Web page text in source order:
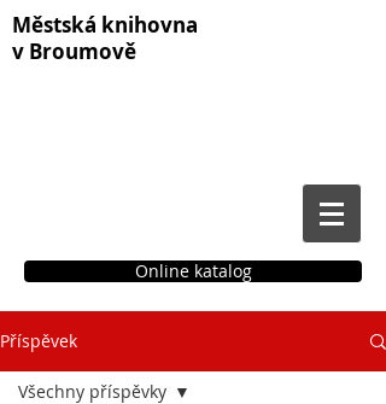
Městská knihovna
v Broumově
Online katalog
Příspěvek
Všechny příspěvky